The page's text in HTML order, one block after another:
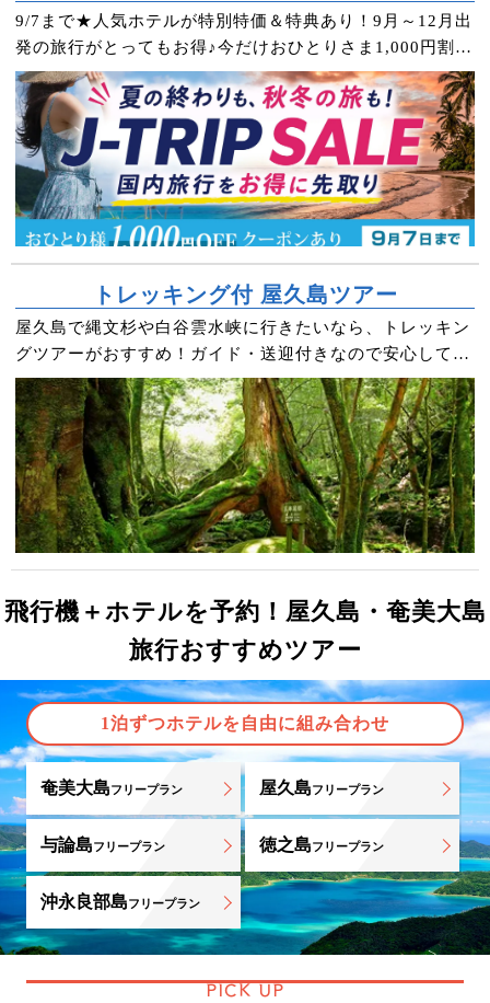
9/7まで★人気ホテルが特別特価＆特典あり！9月～12月出
発の旅行がとってもお得♪今だけおひとりさま1,000円割引
クーポンもプレゼント！
トレッキング付 屋久島ツアー
屋久島で縄文杉や白谷雲水峡に行きたいなら、トレッキン
グツアーがおすすめ！ガイド・送迎付きなので安心してト
レッキングが楽しめます♪
飛行機＋ホテルを予約！屋久島・奄美大島
旅行おすすめツアー
1泊ずつホテルを自由に組み合わせ
奄美大島フリープラン 屋久島フリープラン
与論島フリープラン 徳之島フリープラン
沖永良部島フリープラン
PICK UP